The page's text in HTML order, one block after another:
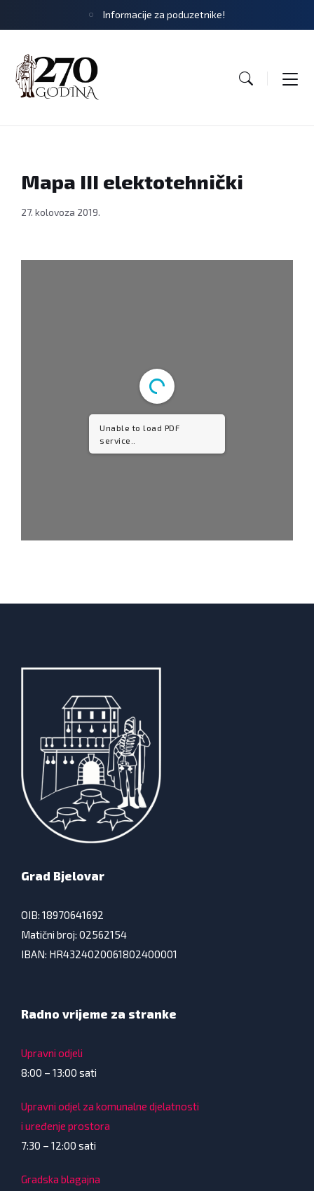
Informacije za poduzetnike!
Mapa III elektotehnički
27. kolovoza 2019.
Unable to load PDF
service..
Grad Bjelovar
OIB: 18970641692
Matični broj: 02562154
IBAN: HR4324020061802400001
Radno vrijeme za stranke
Upravni odjeli
8:00 – 13:00 sati
Upravni odjel za komunalne djelatnosti
i uređenje prostora
7:30 – 12:00 sati
Gradska blagajna